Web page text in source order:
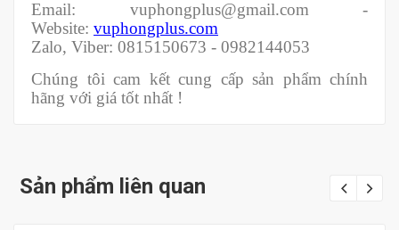
Email: vuphongplus@gmail.com -
Website: vuphongplus.com
Zalo, Viber: 0815150673 - 0982144053
Chúng tôi cam kết cung cấp sản phẩm chính
hãng với giá tốt nhất !
Sản phẩm liên quan